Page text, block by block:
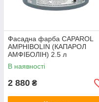
Фасадна фарба CAPAROL
AMPHIBOLIN (КАПАРОЛ
АМФІБОЛІН) 2.5 л
В наявності
2 880 ₴